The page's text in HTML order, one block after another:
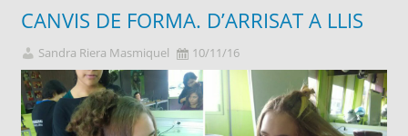
CANVIS DE FORMA. D’ARRISAT A LLIS
Sandra Riera Masmiquel 10/11/16